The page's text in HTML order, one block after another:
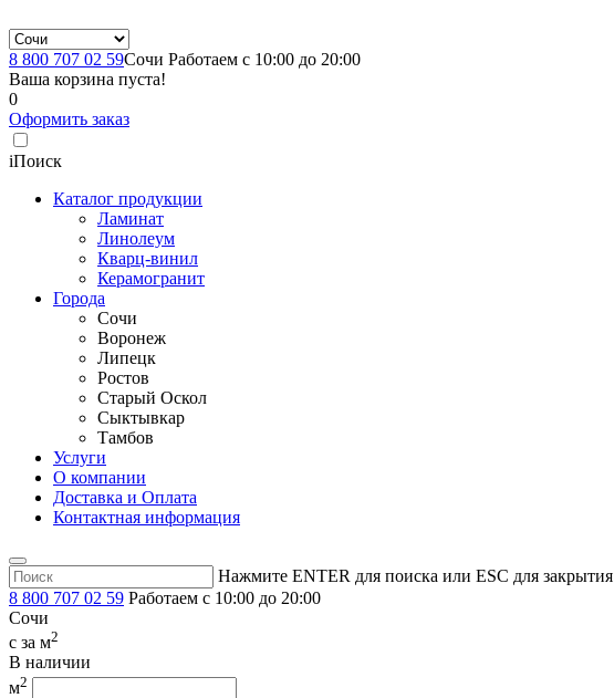
8 800 707 02 59Сочи Работаем с 10:00 до 20:00
Ваша корзина пуста!
0
Оформить заказ
iПоиск
Каталог продукции
Ламинат
Линолеум
Кварц-винил
Керамогранит
Города
Сочи
Воронеж
Липецк
Ростов
Старый Оскол
Сыктывкар
Тамбов
Услуги
О компании
Доставка и Оплата
Контактная информация
Нажмите ENTER для поиска или ESC для закрытия
8 800 707 02 59 Работаем с 10:00 до 20:00
Сочи
c за м2
В наличии
м2